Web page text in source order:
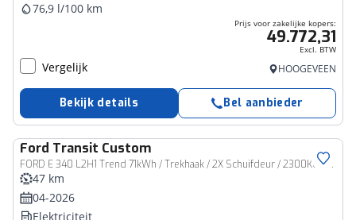
76,9 l/100 km
Prijs voor zakelijke kopers:
49.772,31
Excl. BTW
Vergelijk HOOGEVEEN
Bekijk details Bel aanbieder
Ford Transit Custom
FORD E 340 L2H1 Trend 71kWh / Trekhaak / 2X Schuifdeur / 2300KG Trekgewicht / Cruise Control / Carplay / Nieuwe Bus!
Bedrijfswagen
47 km
04-2026
Elektriciteit